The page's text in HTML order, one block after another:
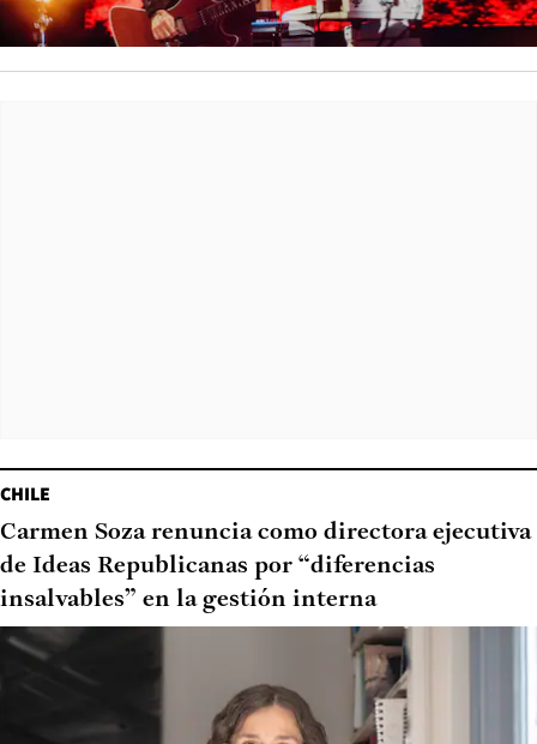
CHILE
Carmen Soza renuncia como directora ejecutiva
de Ideas Republicanas por “diferencias
insalvables” en la gestión interna